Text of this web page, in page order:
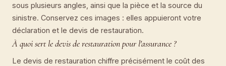
sous plusieurs angles, ainsi que la pièce et la source du
sinistre. Conservez ces images : elles appuieront votre
déclaration et le devis de restauration.
À quoi sert le devis de restauration pour l'assurance ?
Le devis de restauration chiffre précisément le coût des